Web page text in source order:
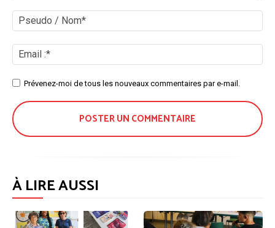
/
:*
SitePrévenez-moi de tous les nouveaux commentaires par e-mail.
À LIRE AUSSI